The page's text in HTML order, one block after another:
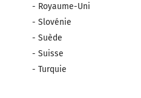
- Royaume-Uni
- Slovénie
- Suède
- Suisse
- Turquie